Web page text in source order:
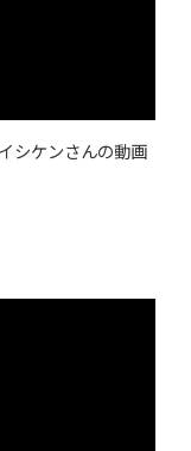
シケンさんの動画